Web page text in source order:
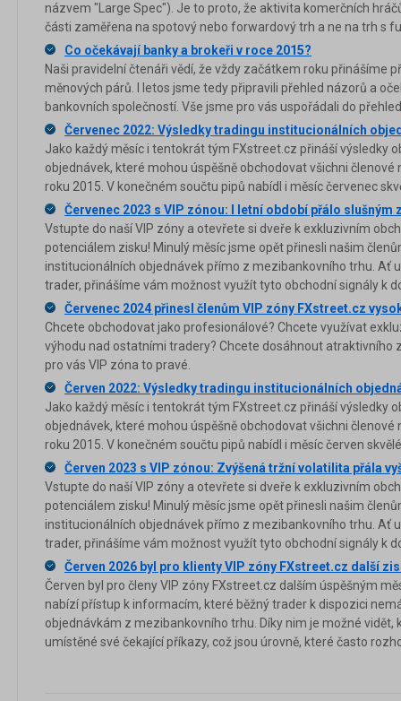
názvem "Large Spec"). Je to proto, že aktivita komerčních
části zaměřena na spotový nebo forwardový trh a ne na trh s
Co očekávají banky a brokeři v roce 2015?
Naši pravidelní čtenáři vědí, že vždy začátkem roku přinášíme
měnových párů. I letos jsme tedy připravili přehled názorů a
bankovních společností. Vše jsme pro vás uspořádali do
Červenec 2022: Výsledky tradingu institucionálních
Jako každý měsíc i tentokrát tým FXstreet.cz přináší výsledky
objednávek, které mohou úspěšně obchodovat všichni členové
roku 2015. V konečném součtu pipů nabídl i měsíc červenec
Červenec 2023 s VIP zónou: I letní období přálo slušným
Vstupte do naší VIP zóny a otevřete si dveře k exkluzivním
potenciálem zisku! Minulý měsíc jsme opět přinesli našim
institucionálních objednávek přímo z mezibankovního trhu. Ať
trader, přinášíme vám možnost využít tyto obchodní signály k
Červenec 2024 přinesl členům VIP zóny FXstreet.cz
Chcete obchodovat jako profesionálové? Chcete využívat
výhodu nad ostatními tradery? Chcete dosáhnout atraktivního
pro vás VIP zóna to pravé.
Červen 2022: Výsledky tradingu institucionálních
Jako každý měsíc i tentokrát tým FXstreet.cz přináší výsledky
objednávek, které mohou úspěšně obchodovat všichni členové
roku 2015. V konečném součtu pipů nabídl i měsíc červen
Červen 2023 s VIP zónou: Zvýšená tržní volatilita přála
Vstupte do naší VIP zóny a otevřete si dveře k exkluzivním
potenciálem zisku! Minulý měsíc jsme opět přinesli našim
institucionálních objednávek přímo z mezibankovního trhu. Ať
trader, přinášíme vám možnost využít tyto obchodní signály k
Červen 2026 byl pro klienty VIP zóny FXstreet.cz další
Červen byl pro členy VIP zóny FXstreet.cz dalším úspěšným
nabízí přístup k informacím, které běžný trader k dispozici
objednávkám z mezibankovního trhu. Díky nim je možné vidět,
umístěné své čekající příkazy, což jsou úrovně, které často